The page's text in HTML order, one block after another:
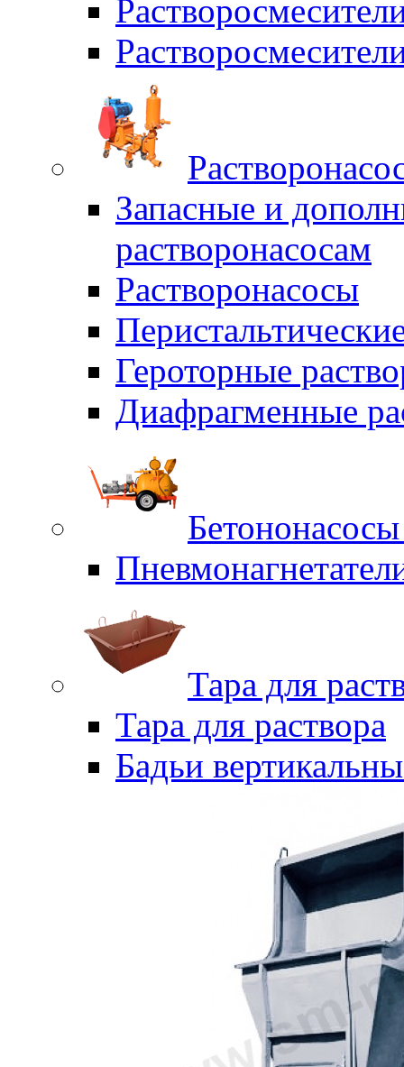
Запасные и
растворонасосам
Растворонасосы
Героторные
Диафрагменные
Тара для
Тара для раствора
Бадьи